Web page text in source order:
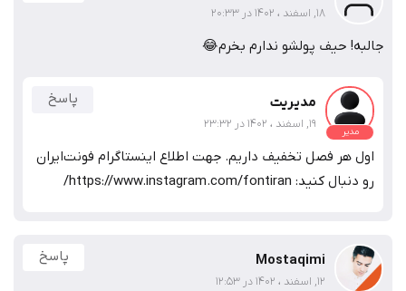
18, اسفند ، 1402 در 20:33
جالبه! حیف پولشو ندارم بخرم😂
مدیر
مدیریت
19, اسفند ، 1402 در 23:32
پاسخ
اول هر فصل تخفیف داریم. جهت اطلاع اینستاگرام فونت‌ایران
رو دنبال کنید: https://www.instagram.com/fontiran/
Mostaqimi
12, اسفند ، 1402 در 12:53
پاسخ